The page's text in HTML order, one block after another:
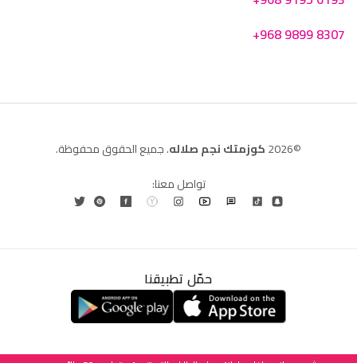
+968 9899 8307
©2026 كوزمتك نجم صلاله. جميع الحقوق محفوظة.
تواصل معنا:
حمّل تطبيقنا